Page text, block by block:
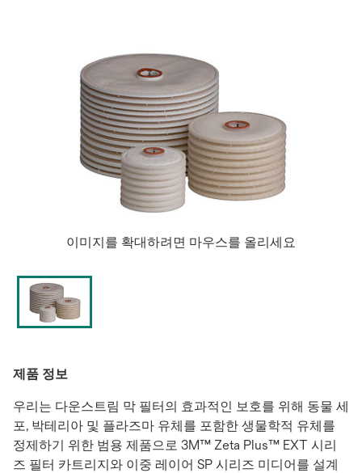
이미지를 확대하려면 마우스를 올리세요
제품 정보
우리는 다운스트림 막 필터의 효과적인 보호를 위해 동물 세
포, 박테리아 및 플라즈마 유체를 포함한 생물학적 유체를
정제하기 위한 범용 제품으로 3M™ Zeta Plus™ EXT 시리
즈 필터 카트리지와 이중 레이어 SP 시리즈 미디어를 설계